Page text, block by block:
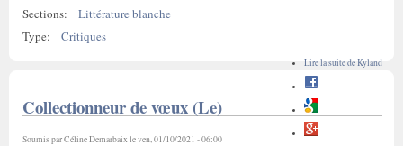
Sections:
Littérature blanche
Type:
Critiques
Lire la suitede Kyland
Collectionneur de vœux (Le)
Soumis parCéline Demarbaixle ven, 01/10/2021 - 06:00